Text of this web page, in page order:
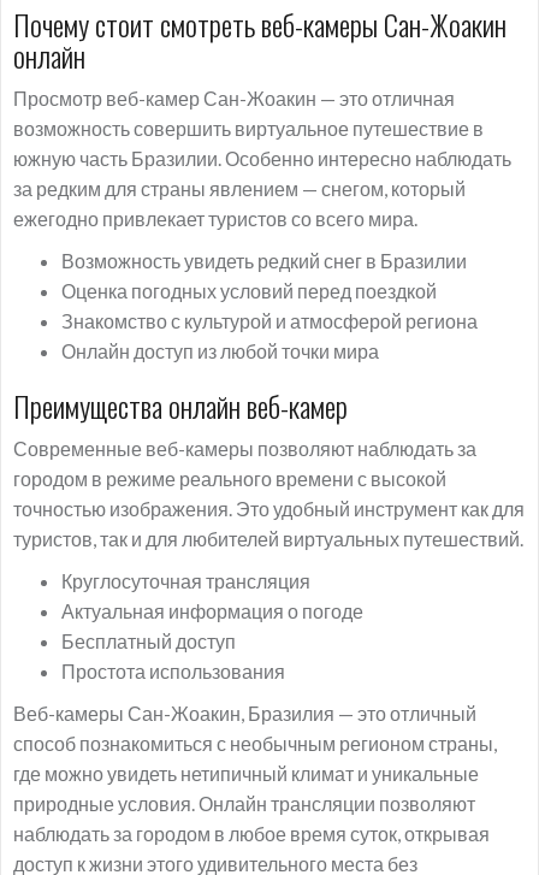
Почему стоит смотреть веб-камеры Сан-Жоакин
онлайн
Просмотр веб-камер Сан-Жоакин — это отличная
возможность совершить виртуальное путешествие в
южную часть Бразилии. Особенно интересно наблюдать
за редким для страны явлением — снегом, который
ежегодно привлекает туристов со всего мира.
Возможность увидеть редкий снег в Бразилии
Оценка погодных условий перед поездкой
Знакомство с культурой и атмосферой региона
Онлайн доступ из любой точки мира
Преимущества онлайн веб-камер
Современные веб-камеры позволяют наблюдать за
городом в режиме реального времени с высокой
точностью изображения. Это удобный инструмент как для
туристов, так и для любителей виртуальных путешествий.
Круглосуточная трансляция
Актуальная информация о погоде
Бесплатный доступ
Простота использования
Веб-камеры Сан-Жоакин, Бразилия — это отличный
способ познакомиться с необычным регионом страны,
где можно увидеть нетипичный климат и уникальные
природные условия. Онлайн трансляции позволяют
наблюдать за городом в любое время суток, открывая
доступ к жизни этого удивительного места без